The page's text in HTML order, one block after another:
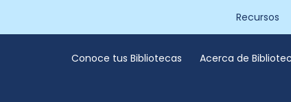
Recursos
Conoce tus Bibliotecas Acerca de